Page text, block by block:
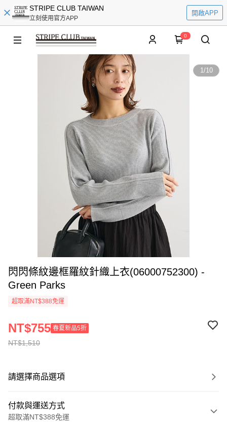
STRIPE CLUB TAIWAN
立刻使用官方APP
開啟APP
0
1/10
閃閃條紋邊框羅紋針織上衣(06000752300) -
Green Parks
超取滿NT$388免運
NT$1,510
NT$755 春夏新品5折
請選擇商品選項
付款與運送方式
超取滿NT$388免運